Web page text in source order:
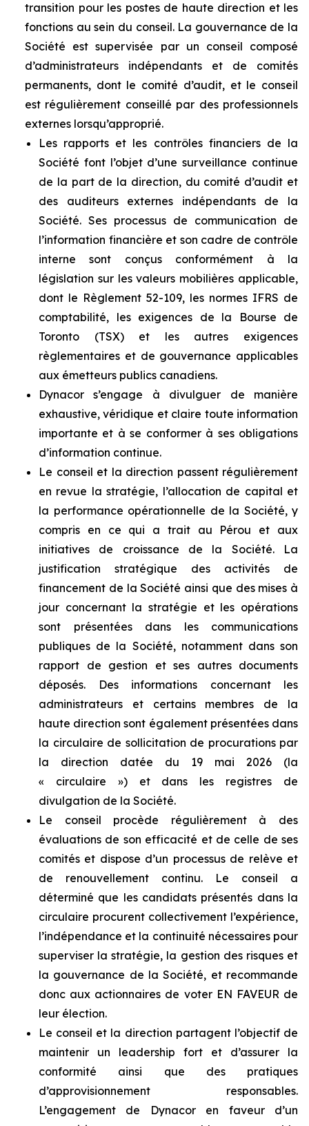
transition pour les postes de haute direction et les
fonctions au sein du conseil. La gouvernance de la
Société est supervisée par un conseil composé
d’administrateurs indépendants et de comités
permanents, dont le comité d’audit, et le conseil
est régulièrement conseillé par des professionnels
externes lorsqu’approprié.
Les rapports et les contrôles financiers de la
Société font l’objet d’une surveillance continue
de la part de la direction, du comité d’audit et
des auditeurs externes indépendants de la
Société. Ses processus de communication de
l’information financière et son cadre de contrôle
interne sont conçus conformément à la
législation sur les valeurs mobilières applicable,
dont le Règlement 52-109, les normes IFRS de
comptabilité, les exigences de la Bourse de
Toronto (TSX) et les autres exigences
règlementaires et de gouvernance applicables
aux émetteurs publics canadiens.
Dynacor s’engage à divulguer de manière
exhaustive, véridique et claire toute information
importante et à se conformer à ses obligations
d’information continue.
Le conseil et la direction passent régulièrement
en revue la stratégie, l’allocation de capital et
la performance opérationnelle de la Société, y
compris en ce qui a trait au Pérou et aux
initiatives de croissance de la Société. La
justification stratégique des activités de
financement de la Société ainsi que des mises à
jour concernant la stratégie et les opérations
sont présentées dans les communications
publiques de la Société, notamment dans son
rapport de gestion et ses autres documents
déposés. Des informations concernant les
administrateurs et certains membres de la
haute direction sont également présentées dans
la circulaire de sollicitation de procurations par
la direction datée du 19 mai 2026 (la
« circulaire ») et dans les registres de
divulgation de la Société.
Le conseil procède régulièrement à des
évaluations de son efficacité et de celle de ses
comités et dispose d’un processus de relève et
de renouvellement continu. Le conseil a
déterminé que les candidats présentés dans la
circulaire procurent collectivement l’expérience,
l’indépendance et la continuité nécessaires pour
superviser la stratégie, la gestion des risques et
la gouvernance de la Société, et recommande
donc aux actionnaires de voter EN FAVEUR de
leur élection.
Le conseil et la direction partagent l’objectif de
maintenir un leadership fort et d’assurer la
conformité ainsi que des pratiques
d’approvisionnement responsables.
L’engagement de Dynacor en faveur d’un